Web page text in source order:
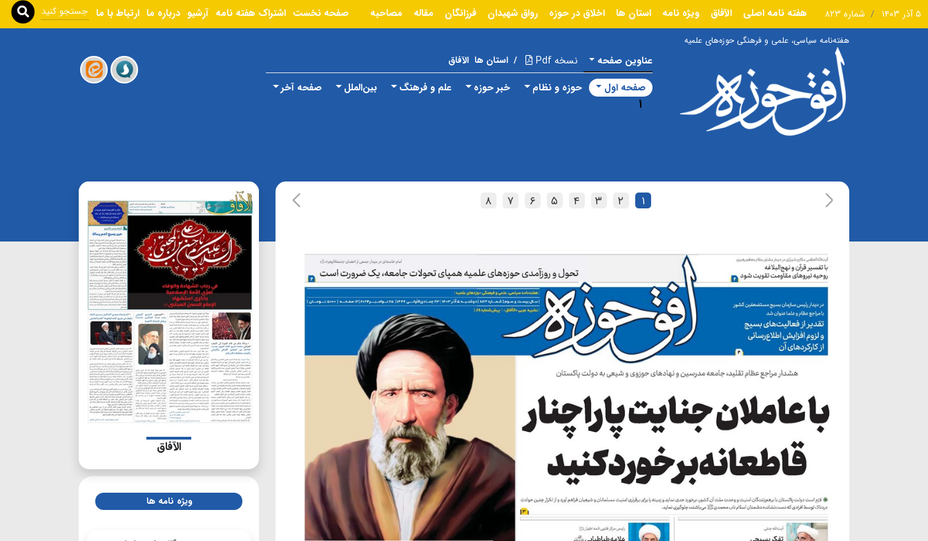
۵ آذر ۱۴۰۳ شماره ۸۲۳ هفته نامه اصلی الآفاق ویژه نامه استان ها اخلاق در حوزه رواق شهیدان فرزانگان مقاله مصاحبه صفحه نخست اشتراک هفته نامه آرشیو درباره ما ارتباط با ما
هفته‌نامه سیاسی، علمی و فرهنگی حوزه‌های علمیه
عناوین صفحه نسخه Pdf / استان ها الآفاق
صفحه اول
۱
حوزه و نظام خبر حوزه علم و فرهنگ بین‌الملل صفحه آخر
۱ ۲ ۳ ۴ ۵ ۶ ۷ ۸
الآفاق
ویژه نامه ها